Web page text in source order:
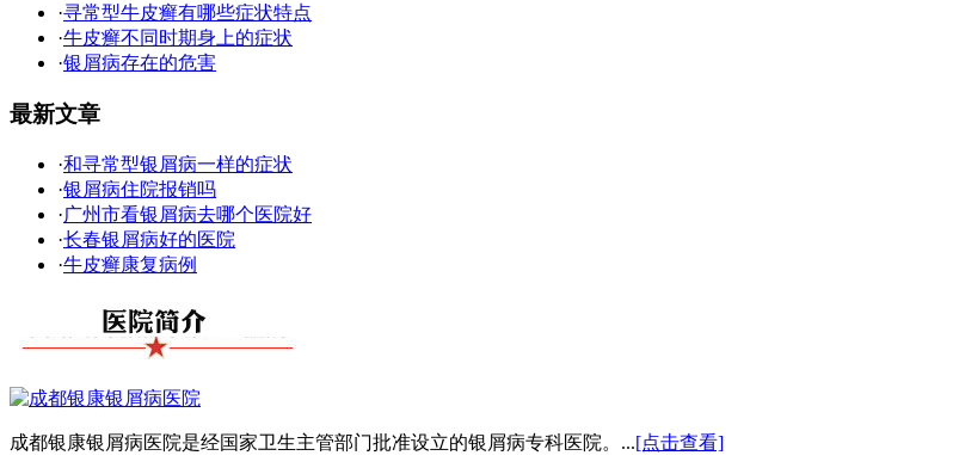
·寻常型牛皮癣有哪些症状特点
·牛皮癣不同时期身上的症状
·银屑病存在的危害
最新文章
·和寻常型银屑病一样的症状
·银屑病住院报销吗
·广州市看银屑病去哪个医院好
·长春银屑病好的医院
·牛皮癣康复病例
成都银康银屑病医院是经国家卫生主管部门批准设立的银屑病专科医院。...[点击查看]